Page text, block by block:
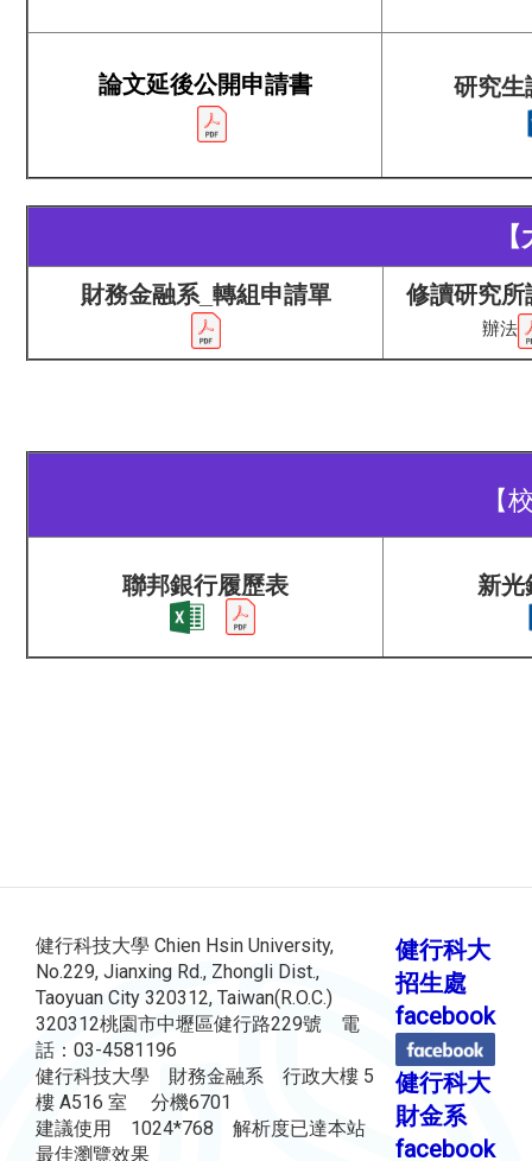
論文延後公開申請書 研究生
【
財務金融系_轉組申請單 修讀研究
辦法
【
聯邦銀行履歷表 新光
健行科技大學 Chien Hsin University,
No.229, Jianxing Rd., Zhongli Dist.,
Taoyuan City 320312, Taiwan(R.O.C.)
320312桃園市中壢區健行路229號 電
話：03-4581196
健行科技大學 財務金融系 行政大樓 5
樓 A516 室 分機6701
建議使用 1024*768 解析度已達本站
最佳瀏覽效果
健行科大
招生處
facebook
健行科大
財金系
facebook